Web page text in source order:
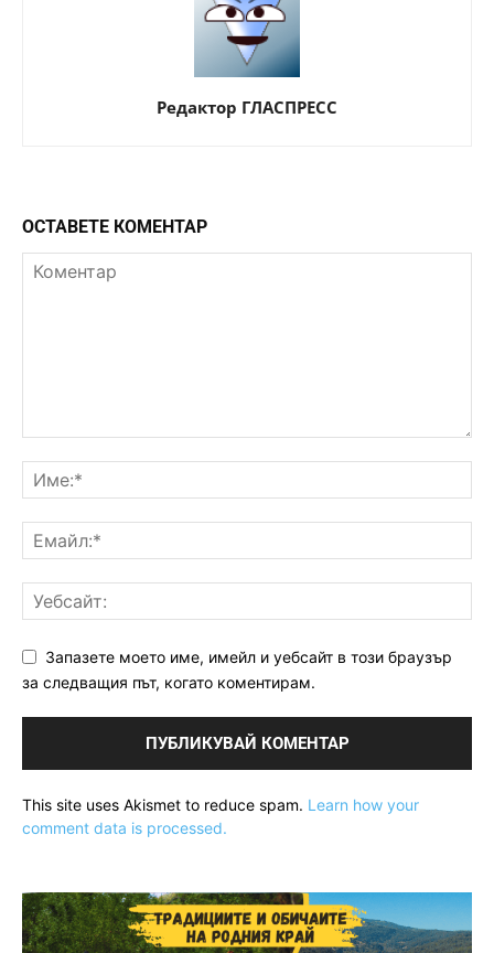
Редактор ГЛАСПРЕСС
ОСТАВЕТЕ КОМЕНТАР
Запазете моето име, имейл и уебсайт в този браузър
за следващия път, когато коментирам.
This site uses Akismet to reduce spam. Learn how your
comment data is processed.